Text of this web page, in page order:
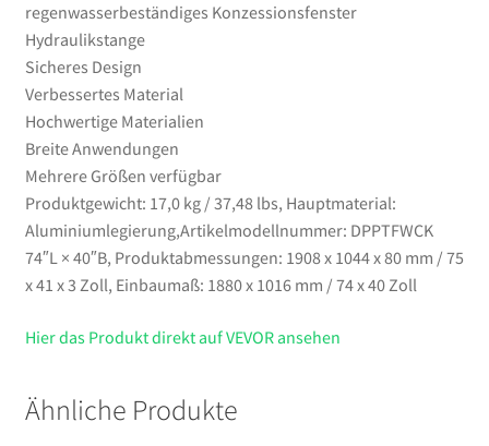
regenwasserbeständiges Konzessionsfenster
Hydraulikstange
Sicheres Design
Verbessertes Material
Hochwertige Materialien
Breite Anwendungen
Mehrere Größen verfügbar
Produktgewicht: 17,0 kg / 37,48 lbs, Hauptmaterial:
Aluminiumlegierung,Artikelmodellnummer: DPPTFWCK
74″L × 40″B, Produktabmessungen: 1908 x 1044 x 80 mm / 75
x 41 x 3 Zoll, Einbaumaß: 1880 x 1016 mm / 74 x 40 Zoll
Hier das Produkt direkt auf VEVOR ansehen
Ähnliche Produkte